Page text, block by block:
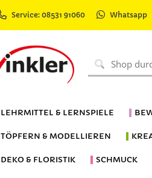
Service: 08531 91060 Whatsapp
LEHRMITTEL & LERNSPIELE
TÖPFERN & MODELLIEREN
DEKO & FLORISTIK SCHMUCK